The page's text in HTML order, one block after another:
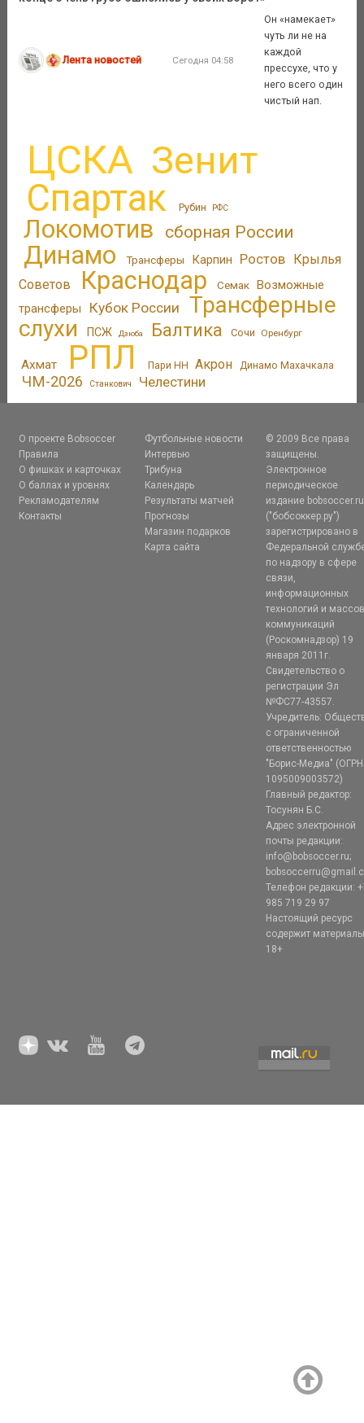
Лента новостей Сегодня 04:58
Он «намекает»
чуть ли не на
каждой
прессухе, что у
него всего один
чистый нап.
ЦСКА Зенит
Спартак Рубин РФС
Локомотив сборная России
Динамо Трансферы Карпин Ростов Крылья
Советов
Краснодар Семак Возможные
трансферы
Кубок России
Трансферные
слухи
ПСЖ Дзюба Балтика Сочи Оренбург
Ахмат РПЛ Пари НН Акрон Динамо Махачкала
ЧМ-2026 Станкович Челестини
О проекте Bobsoccer
Правила
О фишках и карточках
О баллах и уровнях
Рекламодателям
Контакты
Футбольные новости
Интервью
Трибуна
Календарь
Результаты матчей
Прогнозы
Магазин подарков
Карта сайта
© 2009 Все права
защищены.
Электронное
периодическое
издание bobsoccer.ru
("бобсоккер.ру")
зарегистрировано в
Федеральной
по надзору в сфере
связи,
информационных
технологий и
коммуникаций
(Роскомнадзор) 19
января 2011г.
Свидетельство о
регистрации Эл
№ФС77-43557.
Учредитель:
с ограниченной
ответственностью
"Борис-Медиа" (ОГРН
1095009003572)
Главный редактор:
Тосунян Б.С.
Адрес электронной
почты редакции:
info@bobsoccer.ru;
Телефон редакции:
985 719 29 97
Настоящий ресурс
содержит
18+